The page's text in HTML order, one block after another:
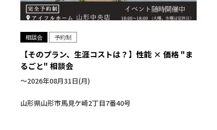
相談会 予約制
【そのプラン、生涯コストは？】性能 × 価格 "ま
るごと" 相談会
〜2026年08月31日(月)
山形県山形市馬見ケ崎2丁目7番40号